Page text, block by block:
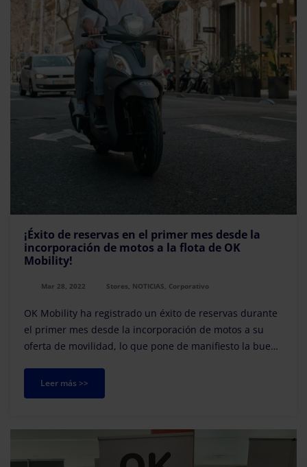
¡Éxito de reservas en el primer mes desde la
incorporación de motos a la flota de OK
Mobility!
Mar 28, 2022 Stores, NOTICIAS, Corporativo
OK Mobility ha registrado un éxito de reservas durante
el primer mes desde la incorporación de motos a su
oferta de movilidad, lo que pone de manifiesto la buena
Leer más >>